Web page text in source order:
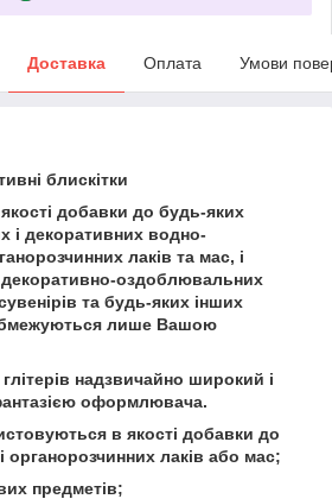
Доставка Оплата Умови
блискітки
добавки до будь-яких
і декоративних водно-
лаків та мас, і
оздоблювальних
та будь-яких інших
лише Вашою
надзвичайно широкий і
оформлювача.
в якості добавки до
органорозчинних лаків або мас;
предметів;